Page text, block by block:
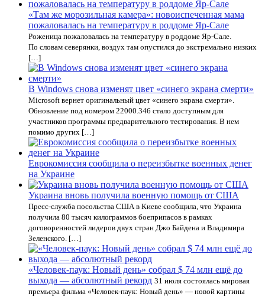
«Там же морозильная камера»: новоиспеченная мама
пожаловалась на температуру в роддоме Яр-Сале
Роженица пожаловалась на температуру в роддоме Яр-Сале.
По словам северянки, воздух там опустился до экстремально низких
[…]
В Windows снова изменят цвет «синего экрана смерти»
Microsoft вернет оригинальный цвет «синего экрана смерти».
Обновление под номером 22000.346 стало доступным для
участников программы предварительного тестирования. В нем
помимо других […]
Еврокомиссия сообщила о переизбытке военных денег
на Украине
Украина вновь получила военную помощь от США
Пресс-служба посольства США в Киеве сообщила, что Украина
получила 80 тысяч килограммов боеприпасов в рамках
договоренностей лидеров двух стран Джо Байдена и Владимира
Зеленского. […]
«Человек-паук: Новый день» собрал $ 74 млн ещё до
выхода — абсолютный рекорд 31 июля состоялась мировая
премьера фильма «Человек-паук: Новый день» — новой картины